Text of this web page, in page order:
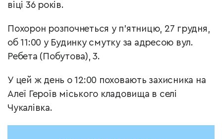
віці 36 років.
Похорон розпочнеться у п’ятницю, 27 грудня,
об 11:00 у Будинку смутку за адресою вул.
Ребета (Побутова), 3.
У цей ж день о 12:00 поховають захисника на
Алеї Героїв міського кладовища в селі
Чукалівка.